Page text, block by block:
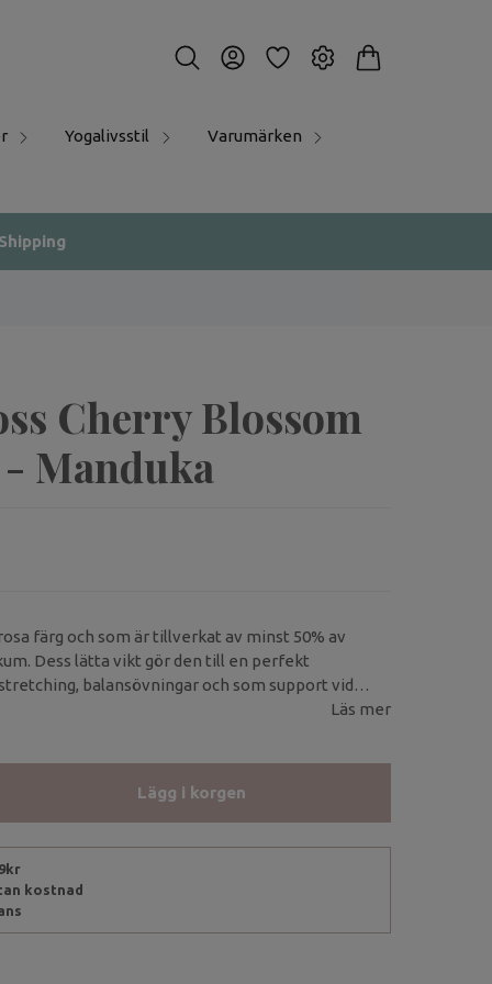
Yogalivsstil Varumärken
Cherry Blossom
Manduka
färg och som är tillverkat av minst 50% av
Dess lätta vikt gör den till en perfekt
balansövningar och som support vid
Läs mer
Lägg i korgen
kostnad